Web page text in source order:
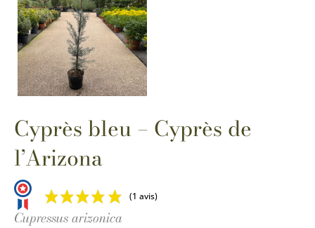
Cyprès bleu – Cyprès de
l’Arizona
(1 avis)
Cupressus arizonica